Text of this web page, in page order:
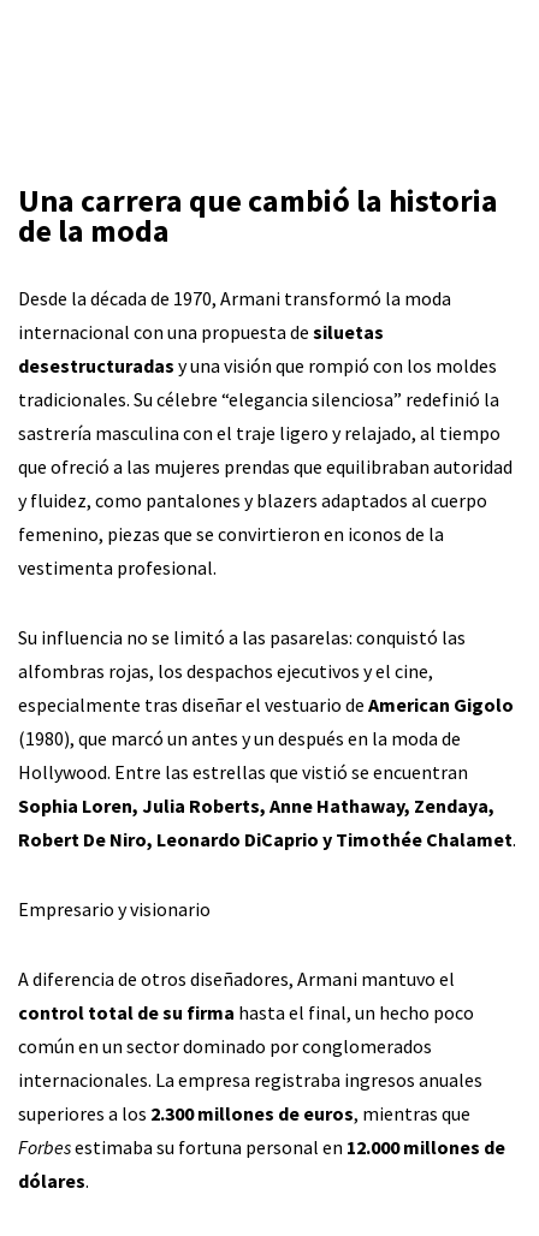
Una carrera que cambió la historia
de la moda
Desde la década de 1970, Armani transformó la moda
internacional con una propuesta de siluetas
desestructuradas y una visión que rompió con los moldes
tradicionales. Su célebre “elegancia silenciosa” redefinió la
sastrería masculina con el traje ligero y relajado, al tiempo
que ofreció a las mujeres prendas que equilibraban autoridad
y fluidez, como pantalones y blazers adaptados al cuerpo
femenino, piezas que se convirtieron en iconos de la
vestimenta profesional.
Su influencia no se limitó a las pasarelas: conquistó las
alfombras rojas, los despachos ejecutivos y el cine,
especialmente tras diseñar el vestuario de American Gigolo
(1980), que marcó un antes y un después en la moda de
Hollywood. Entre las estrellas que vistió se encuentran
Sophia Loren, Julia Roberts, Anne Hathaway, Zendaya,
Robert De Niro, Leonardo DiCaprio y Timothée Chalamet.
Empresario y visionario
A diferencia de otros diseñadores, Armani mantuvo el
control total de su firma hasta el final, un hecho poco
común en un sector dominado por conglomerados
internacionales. La empresa registraba ingresos anuales
superiores a los 2.300 millones de euros, mientras que
Forbesestimaba su fortuna personal en 12.000 millones de
dólares.